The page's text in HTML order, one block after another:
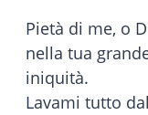
Pietà di me, o
nella tua
iniquità.
Lavami tutto